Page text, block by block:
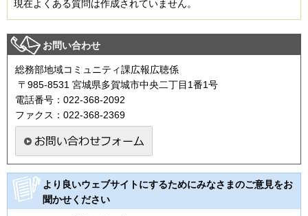
現在よくある質問は作成されていません。
お問い合わせ
総務部地域コミュニティ課広報広聴係
〒985-8531 宮城県多賀城市中央二丁目1番1号
電話番号：022-368-2092
ファクス：022-368-2369
より良いウェブサイトにするためにみなさまのご意見をお
聞かせください